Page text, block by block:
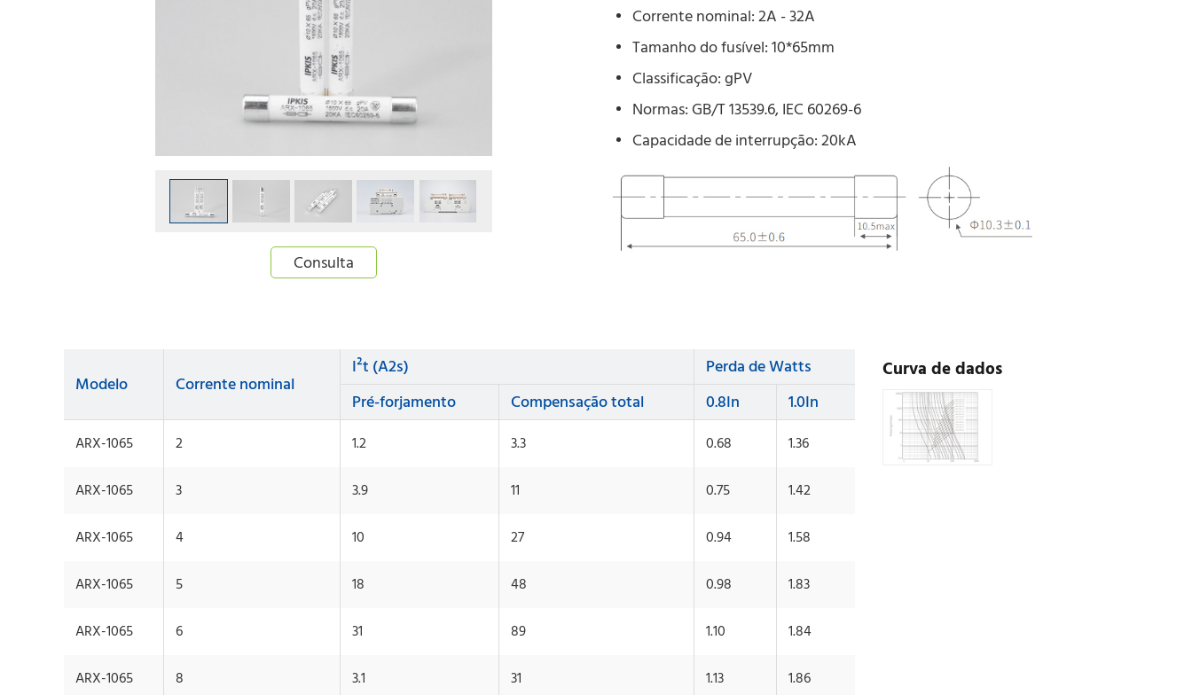
Consulta
Corrente nominal: 2A - 32A
Tamanho do fusível: 10*65mm
Classificação: gPV
Normas: GB/T 13539.6, IEC 60269-6
Capacidade de interrupção: 20kA
Modelo Corrente nominal
I²t (A2s)
Perda de Watts
Pré-forjamento
Compensação total 0.8In 1.0In
ARX-1065 2 1.2 3.3 0.68 1.36
ARX-1065 3 3.9 11 0.75 1.42
ARX-1065 4 10 27 0.94 1.58
ARX-1065 5 18 48 0.98 1.83
ARX-1065 6 31 89 1.10 1.84
ARX-1065 8 3.1 31 1.13 1.86
Curva de dados